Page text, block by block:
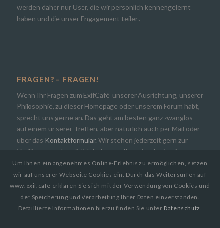
werden daher nur User, die wir persönlich kennengelernt
haben und die unser Engagement teilen.
FRAGEN? – FRAGEN!
Wenn Ihr Fragen zum ExifCafé, unserer Ausrichtung, unserer
Philosophie, zu dieser Homepage oder unserem Forum habt,
sprecht uns gerne an. Das geht am besten ganz zwanglos
auf einem unserer Treffen, aber natürlich auch per Mail oder
über das Kontaktformular. Wir stehen jederzeit gern zur
Verfügung und natürlich bekommt Ihr zeitnah eine Antwort.
Um Ihnen ein angenehmes Online-Erlebnis zu ermöglichen, setzen
wir auf unserer Webseite Cookies ein. Durch das Weitersurfen auf
www.exif.cafe erklären Sie sich mit der Verwendung von Cookies und
der Speicherung und Verarbeitung Ihrer Daten einverstanden.
Detaillierte Informationen hierzu finden Sie unter Datenschutz.